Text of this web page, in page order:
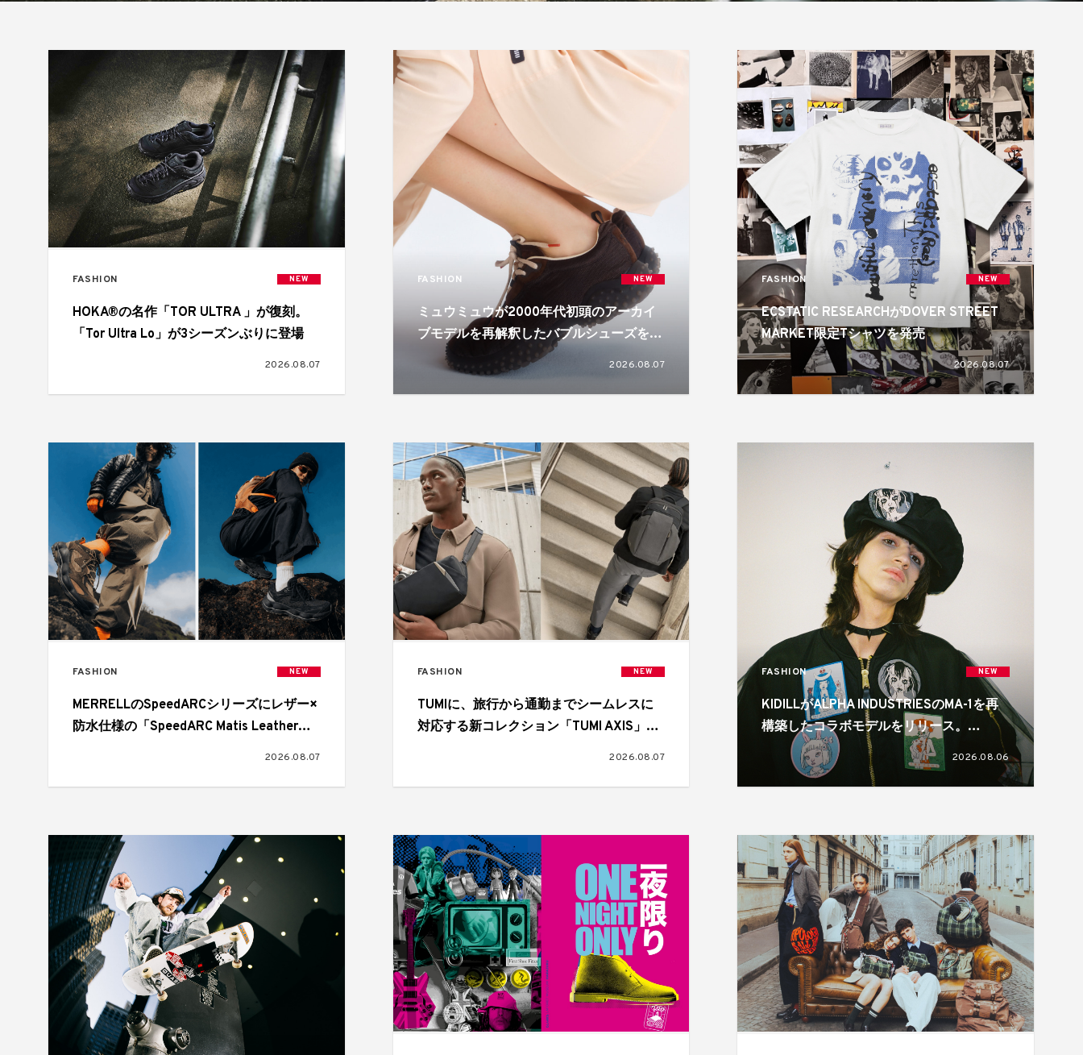
FASHION NEW
HOKA®の名作「TOR ULTRA 」が復刻。
「Tor Ultra Lo」が3シーズンぶりに登場
2026.08.07
FASHION NEW
ミュウミュウが2000年代初頭のアーカイ
ブモデルを再解釈したバブルシューズを展
2026.08.07
FASHION NEW
ECSTATIC RESEARCHがDOVER STREET
MARKET限定Tシャツを発売
2026.08.07
FASHION NEW
MERRELLのSpeedARCシリーズにレザー×
防水仕様の「SpeedARC Matis Leather
2026.08.07
FASHION NEW
TUMIに、旅行から通勤までシームレスに
対応する新コレクション「TUMI AXIS」が
2026.08.07
FASHION NEW
KIDILLがALPHA INDUSTRIESのMA-1を再
構築したコラボモデルをリリース。
HIZUMEとのトリプルコラボも展開
2026.08.06